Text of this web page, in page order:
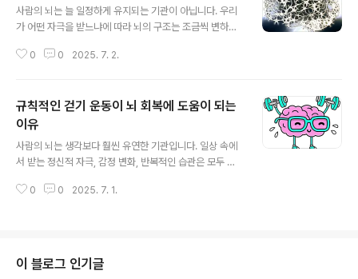
사람의 뇌는 늘 일정하게 유지되는 기관이 아닙니다. 우리
가 어떤 자극을 받느냐에 따라 뇌의 구조는 조금씩 변하며,
라지게 됩니다. 이를 가능하게 하는 힘이 바로 뇌가소성(n
이 능력은 단순히 두뇌 훈련이나 운동으로만 키워지는 것
이 아닙니다. 뇌의 회복성과 유연성은 우리가 매일 먹는 음
식과도 깊은 관련이 있습니다. 특히 오메가3 지방산은 뇌
가소성에 가장 밀접하게 연결된 영양소 중 하나입니다.오
메가3는 왜 뇌에 중요한가요?사람의 뇌는 약 60%가 지방
으로 구성되어 있으며, 그중에서도 DHA(도코사헥사엔산)
0 0 2025. 7. 2.
규칙적인 걷기 운동이 뇌 회복에 도움이 되는
이유
사람의 뇌는 생각보다 훨씬 유연한 기관입니다. 일상 속에
서 받는 정신적 자극, 감정 변화, 반복적인 습관은 모두 뇌
다. 이를 ‘뇌가소성(Neuroplasticity)’이라고 부르며, 이
비싼 프로그램 없이도 뇌가 스스로 회복할 수 있는 방법이
있습니다. 바로 ‘걷기’입니다. 누구나 할 수 있는 이 단순한
0 0 2025. 7. 1.
이 블로그 인기글